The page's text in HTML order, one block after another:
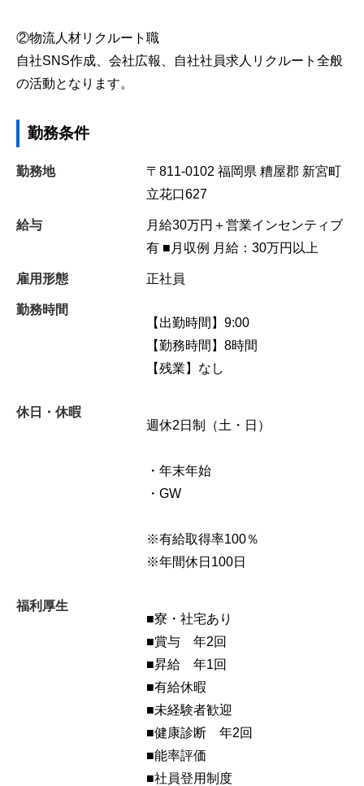
②物流人材リクルート職
自社SNS作成、会社広報、自社社員求人リクルート全般
の活動となります。
勤務条件
勤務地 〒811-0102 福岡県 糟屋郡 新宮町
立花口627
給与
月給30万円＋営業インセンティブ
有 ■月収例 月給：30万円以上
雇用形態 正社員
勤務時間
【出勤時間】9:00
【勤務時間】8時間
【残業】なし
休日・休暇
週休2日制（土・日）
・年末年始
・GW
※有給取得率100％
※年間休日100日
福利厚生
■寮・社宅あり
■賞与 年2回
■昇給 年1回
■有給休暇
■未経験者歓迎
■健康診断 年2回
■能率評価
■社員登用制度